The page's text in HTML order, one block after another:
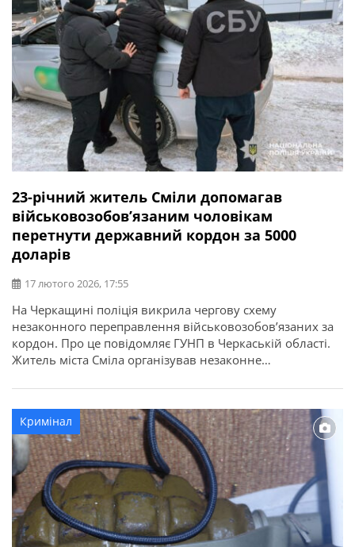
23-річний житель Сміли допомагав
військовозобов’язаним чоловікам
перетнути державний кордон за 5000
доларів
17 лютого 2026, 17:55
На Черкащині поліція викрила чергову схему
незаконного переправлення військовозобов’язаних за
кордон. Про це повідомляє ГУНП в Черкаській області.
Житель міста Сміла організував незаконне
України в обхід офіційних пунктів пропуску. Вартість
такої «послуги» становила 5000 доларів з особи. Слідчі
поліції спільно зі співробітниками СБУ та за
процесуального керівництва Черкаської обласної […]
Кримінал